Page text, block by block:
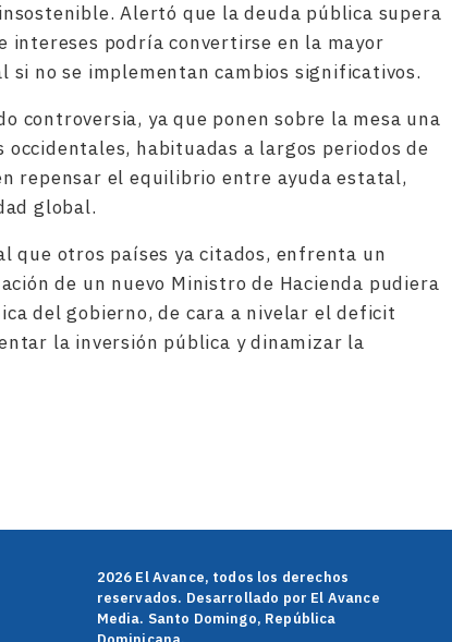
Alertó que la deuda pública supera
intereses podría convertirse en la mayor
si no se implementan cambios significativos.
controversia, ya que ponen sobre la mesa una
occidentales, habituadas a largos periodos de
repensar el equilibrio entre ayuda estatal,
global.
que otros países ya citados, enfrenta un
de un nuevo Ministro de Hacienda pudiera
del gobierno, de cara a nivelar el deficit
la inversión pública y dinamizar la
2026 El Avance, todos los derechos
reservados. Desarrollado por El Avance
Media. Santo Domingo, República